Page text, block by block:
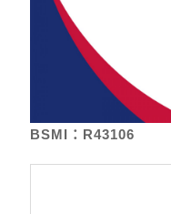
BSMI：R43106